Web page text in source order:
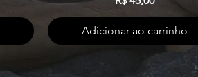
Adicionar ao carrinho